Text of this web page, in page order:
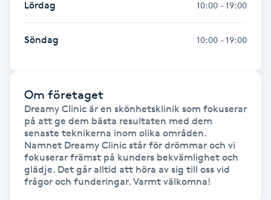
Fransförlängning
Fransförlängning Megavolym
Fransförlängning Volym
Fransk manikyr
Fransrengöring
Frekvensterapi
Lördag 10:00 - 19:00
Söndag 10:00 - 19:00
Om företaget
Dreamy Clinic är en skönhetsklinik som fokuserar
på att ge dem bästa resultaten med dem
senaste teknikerna inom olika områden.
Namnet Dreamy Clinic står för drömmar och vi
fokuserar främst på kunders bekvämlighet och
glädje. Det går alltid att höra av sig till oss vid